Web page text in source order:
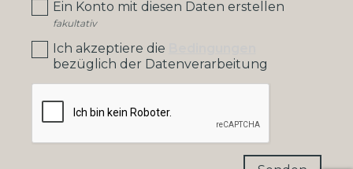
Ein Konto mit diesen Daten erstellen
fakultativ
Ich akzeptiere die
bezüglich der Datenverarbeitung